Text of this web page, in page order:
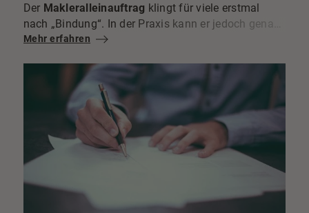
Der Makleralleinauftrag klingt für viele erstmal
nach „Bindung“. In der Praxis kann er jedoch genau
das sein, was für einen strukturierten, planbaren
abgestimmtes Marketing und ein Ansprechpartner,
der wirklich Verantwortung übernimmt.
Mehr erfahren